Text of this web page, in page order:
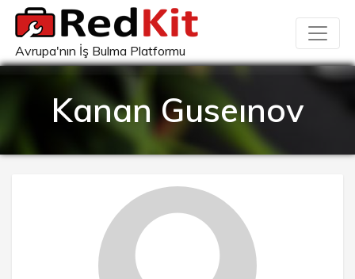
Avrupa'nın İş Bulma Platformu
Kanan Guseınov